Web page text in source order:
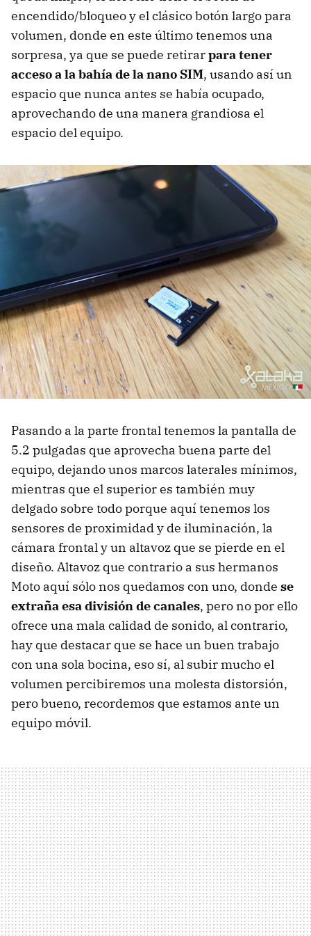
encendido/bloqueo y el clásico botón largo para
volumen, donde en este último tenemos una
sorpresa, ya que se puede retirarpara tener
acceso a la bahía de la nano SIM, usando así un
espacio que nunca antes se había ocupado,
aprovechando de una manera grandiosa el
espacio del equipo.
Pasando a la parte frontal tenemos la pantalla de
5.2 pulgadas que aprovecha buena parte del
equipo, dejando unos marcos laterales mínimos,
mientras que el superior es también muy
delgado sobre todo porque aquí tenemos los
sensores de proximidad y de iluminación, la
cámara frontal y un altavoz que se pierde en el
diseño. Altavoz que contrario a sus hermanos
Moto aquí sólo nos quedamos con uno, donde se
extraña esa división de canales, pero no por ello
ofrece una mala calidad de sonido, al contrario,
hay que destacar que se hace un buen trabajo
con una sola bocina, eso sí, al subir mucho el
volumen percibiremos una molesta distorsión,
pero bueno, recordemos que estamos ante un
equipo móvil.